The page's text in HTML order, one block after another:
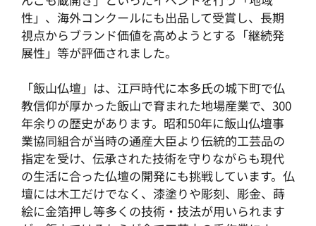
性」、海外コンクールにも出品して受賞し、長期
視点からブランド価値を高めようとする「継続発
展性」等が評価されました。
「飯山仏壇」は、江戸時代に本多氏の城下町で仏
教信仰が厚かった飯山で育まれた地場産業で、300
年余りの歴史があります。昭和50年に飯山仏壇事
業協同組合が当時の通産大臣より伝統的工芸品の
指定を受け、伝承された技術を守りながらも現代
の生活に合った仏壇の開発にも挑戦しています。仏
壇には木工だけでなく、漆塗りや彫刻、彫金、蒔
絵に金箔押し等多くの技術・技法が用いられます